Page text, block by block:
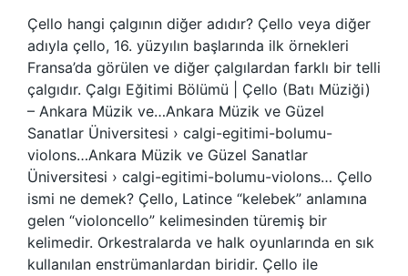
Çello hangi çalgının diğer adıdır? Çello veya diğer
adıyla çello, 16. yüzyılın başlarında ilk örnekleri
Fransa’da görülen ve diğer çalgılardan farklı bir telli
çalgıdır. Çalgı Eğitimi Bölümü | Çello (Batı Müziği)
– Ankara Müzik ve…Ankara Müzik ve Güzel
Sanatlar Üniversitesi › calgi-egitimi-bolumu-
violons…Ankara Müzik ve Güzel Sanatlar
Üniversitesi › calgi-egitimi-bolumu-violons… Çello
ismi ne demek? Çello, Latince “kelebek” anlamına
gelen “violoncello” kelimesinden türemiş bir
kelimedir. Orkestralarda ve halk oyunlarında en sık
kullanılan enstrümanlardan biridir. Çello ile